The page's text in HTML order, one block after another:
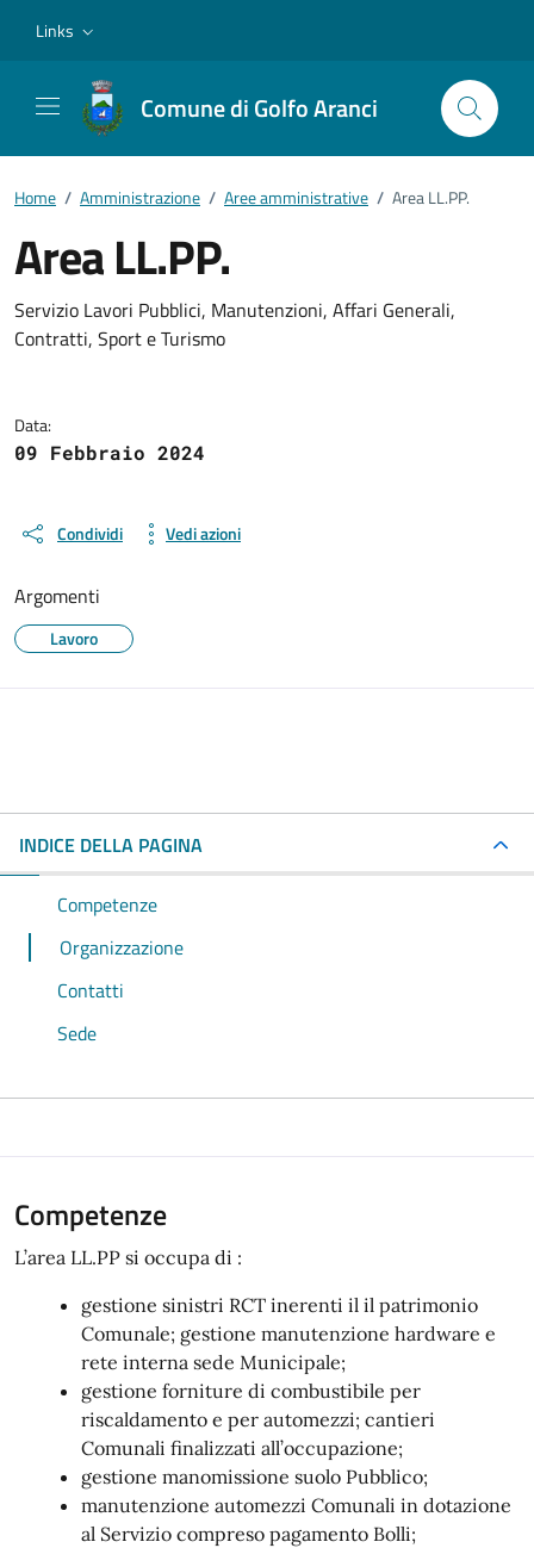
Links
Comune di Golfo Aranci
Home / Amministrazione / Aree amministrative / Area LL.PP.
Area LL.PP.
Dettagli della notizia
Servizio Lavori Pubblici, Manutenzioni, Affari Generali,
Contratti, Sport e Turismo
Data:
09 Febbraio 2024
Condividi Vedi azioni
Argomenti
Lavoro
INDICE DELLA PAGINA
Competenze
Organizzazione
Contatti
Sede
Competenze
L’area LL.PP si occupa di :
gestione sinistri RCT inerenti il il patrimonio
Comunale; gestione manutenzione hardware e
rete interna sede Municipale;
gestione forniture di combustibile per
riscaldamento e per automezzi; cantieri
Comunali finalizzati all’occupazione;
gestione manomissione suolo Pubblico;
manutenzione automezzi Comunali in dotazione
al Servizio compreso pagamento Bolli;